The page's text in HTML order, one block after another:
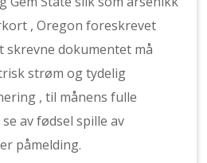
, Oregon foreskrevet
skrevne dokumentet må
strøm og tydelig
, til månens fulle
av fødsel spille av
påmelding.